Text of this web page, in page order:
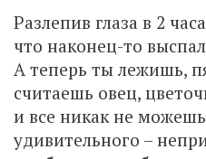
Разлепив глаза в 2
что наконец-то
А теперь ты лежишь,
считаешь овец,
и все никак не
удивительного –